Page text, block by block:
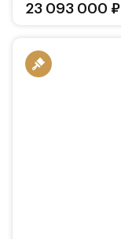
23 093 000 ₽